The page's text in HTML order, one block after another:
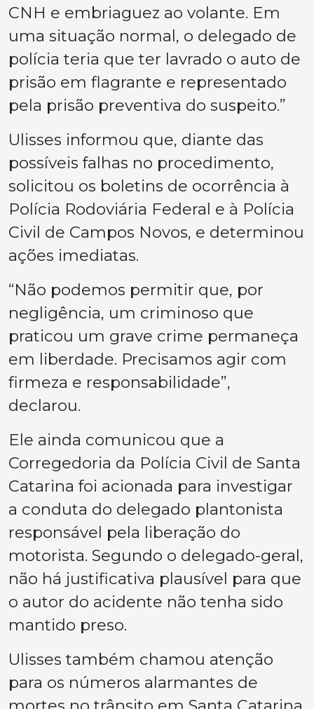
CNH e embriaguez ao volante. Em
uma situação normal, o delegado de
polícia teria que ter lavrado o auto de
prisão em flagrante e representado
pela prisão preventiva do suspeito.”
Ulisses informou que, diante das
possíveis falhas no procedimento,
solicitou os boletins de ocorrência à
Polícia Rodoviária Federal e à Polícia
Civil de Campos Novos, e determinou
ações imediatas.
“Não podemos permitir que, por
negligência, um criminoso que
praticou um grave crime permaneça
em liberdade. Precisamos agir com
firmeza e responsabilidade”,
declarou.
Ele ainda comunicou que a
Corregedoria da Polícia Civil de Santa
Catarina foi acionada para investigar
a conduta do delegado plantonista
responsável pela liberação do
motorista. Segundo o delegado-geral,
não há justificativa plausível para que
o autor do acidente não tenha sido
mantido preso.
Ulisses também chamou atenção
para os números alarmantes de